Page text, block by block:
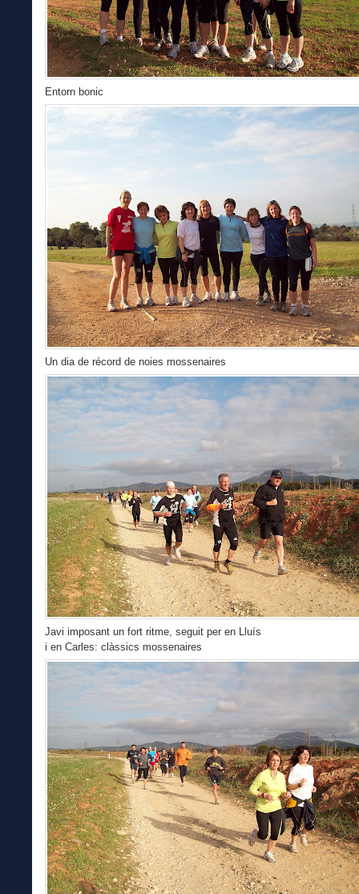
Entorn bonic
Un dia de récord de noies mossenaires
Javi imposant un fort ritme, seguit per en Lluís
i en Carles: clàssics mossenaires